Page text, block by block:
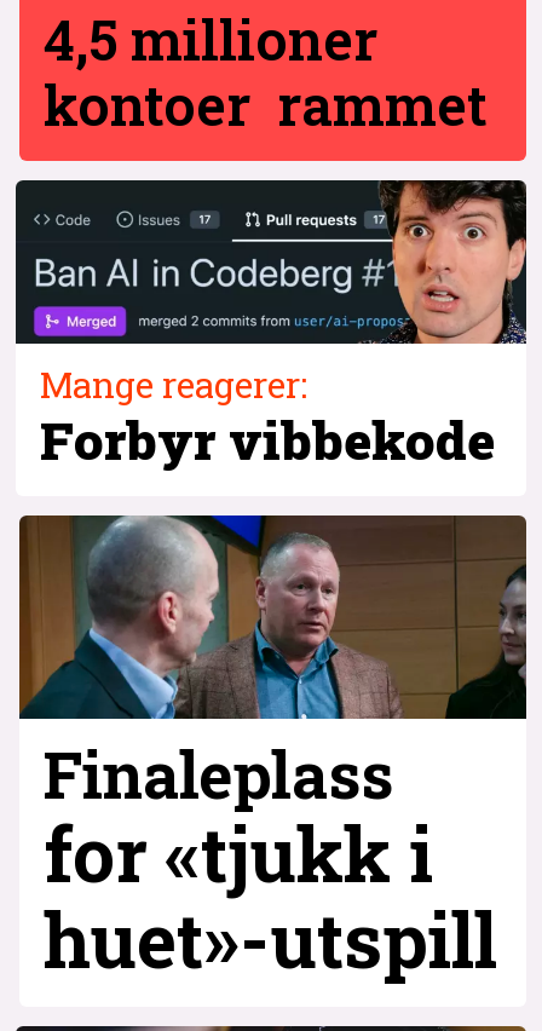
4,5 millioner
kontoer rammet
Mange reagerer:
Forbyr vibbekode
Finaleplass
for «tjukk i
huet»-utspill